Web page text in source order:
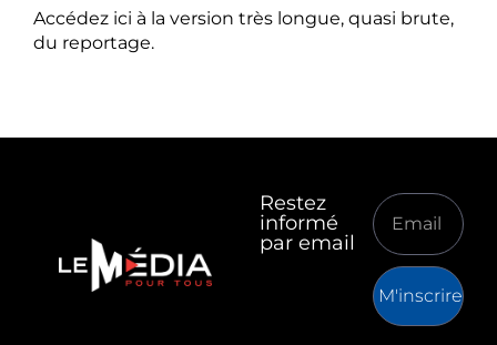
Accédez ici à la version très longue, quasi brute,
du reportage.
Restez
informé
par email
M'inscrire